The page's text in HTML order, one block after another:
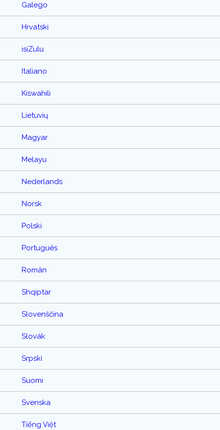
Galego
Hrvatski
isiZulu
Italiano
Kiswahili
Lietuvių
Magyar
Melayu
Nederlands
Norsk
Polski
Português
Român
Shqiptar
Slovenščina
Slovák
Srpski
Suomi
Svenska
Tiếng Việt